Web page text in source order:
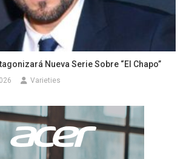
Nueva Serie Sobre “El Chapo”
Varieties